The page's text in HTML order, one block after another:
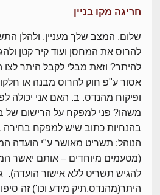
חריגה מקו בניין
שלום, המצב שלך מעניין, ולהלן
להרוס את המחסן ועוד קיר קטן
להיתר? וזאת מבלי לקבל היתר
אסור ע"פ חוק להרוס מבנה או
ופיקוח מהנדס. ב. האם אני יכולה
משהו? פני למפקח על הרישום של
בהנחיות כתוב שיש למפקח בחירה
הנוהל: תשריט מאושר ע"י הועדה
(מטעמים מיוחדים – אותם יאשר
להגיש תשריט ללא אישור הועדה).
היתר(מהנדס,תיק מידע וכו') זה